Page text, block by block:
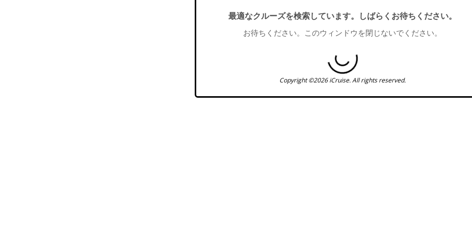
最適なクルーズを検索しています。しばらくお待ちください。
お待ちください。このウィンドウを閉じないでください。
Copyright ©2026 iCruise. All rights reserved.